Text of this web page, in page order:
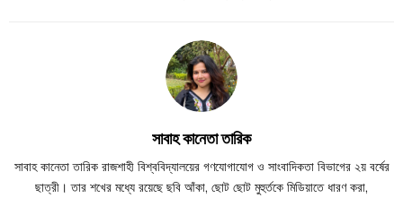
সাবাহ কানেতা তারিক
সাবাহ কানেতা তারিক রাজশাহী বিশ্ববিদ্যালয়ের গণযোগাযোগ ও সাংবাদিকতা বিভাগের ২য় বর্ষের
ছাত্রী। তার শখের মধ্যে রয়েছে ছবি আঁকা, ছোট ছোট মুহুর্তকে মিডিয়াতে ধারণ করা,